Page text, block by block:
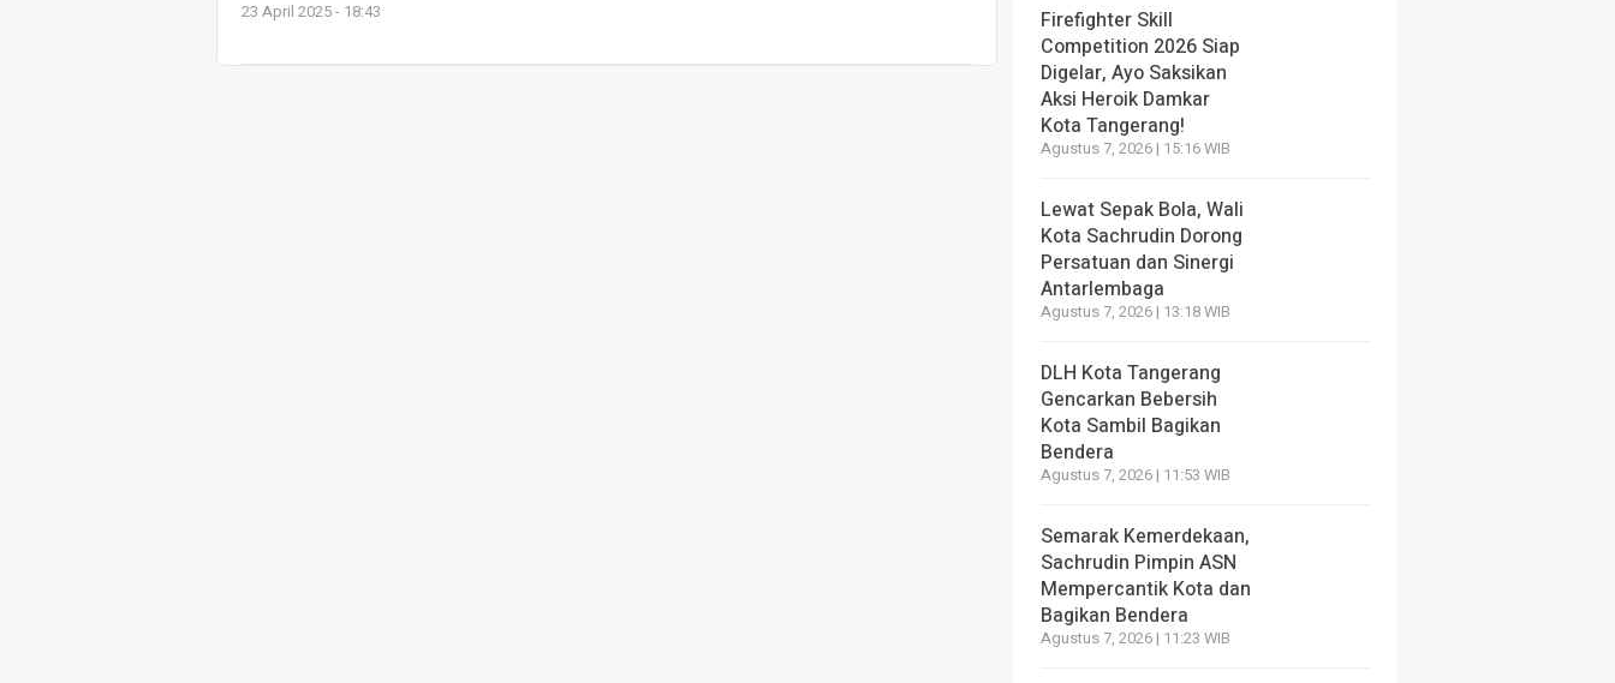
23 April 2025 - 18:43
Firefighter Skill
Competition 2026 Siap
Digelar, Ayo Saksikan
Aksi Heroik Damkar
Kota Tangerang!
Agustus 7, 2026 | 15:16 WIB
Lewat Sepak Bola, Wali
Kota Sachrudin Dorong
Persatuan dan Sinergi
Antarlembaga
Agustus 7, 2026 | 13:18 WIB
DLH Kota Tangerang
Gencarkan Bebersih
Kota Sambil Bagikan
Bendera
Agustus 7, 2026 | 11:53 WIB
Semarak Kemerdekaan,
Sachrudin Pimpin ASN
Mempercantik Kota dan
Bagikan Bendera
Agustus 7, 2026 | 11:23 WIB